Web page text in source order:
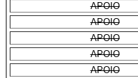
APOIO
APOIO
APOIO
APOIO
APOIO